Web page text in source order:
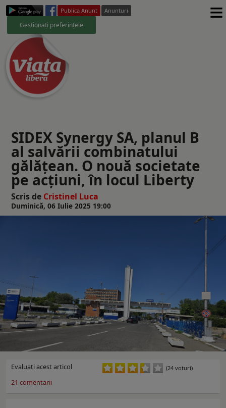
Publica Anunt Anunturi
Gestionați preferințele ≡
SIDEX Synergy SA, planul B
al salvării combinatului
gălățean. O nouă societate
pe acțiuni, în locul Liberty
Scris de Cristinel Luca
Duminică, 06 Iulie 2025 19:00
Evaluaţi acest articol (24 voturi)
21 comentarii